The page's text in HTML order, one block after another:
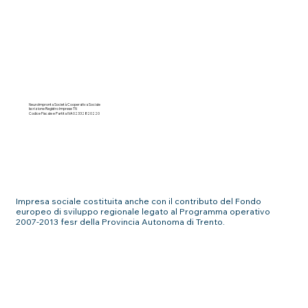
NeuroImpronta Società Cooperativa Sociale
Iscrizione Registro Imprese TN
Codice Fiscale e Partita IVA 02332820220
Impresa sociale costituita anche con il contributo del Fondo
europeo di sviluppo regionale legato al Programma operativo
2007-2013 fesr della Provincia Autonoma di Trento.